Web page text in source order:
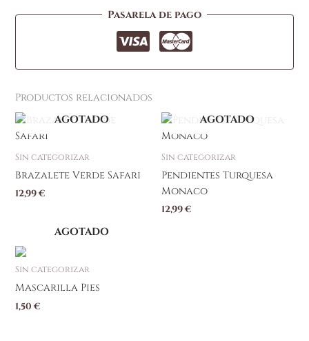
Pasarela de pago
Productos relacionados
AGOTADO
Sin categorizar
Brazalete Verde Safari
12,99€
AGOTADO
Sin categorizar
Pendientes Turquesa
Monaco
12,99€
AGOTADO
Sin categorizar
Mascarilla Pies
1,50€